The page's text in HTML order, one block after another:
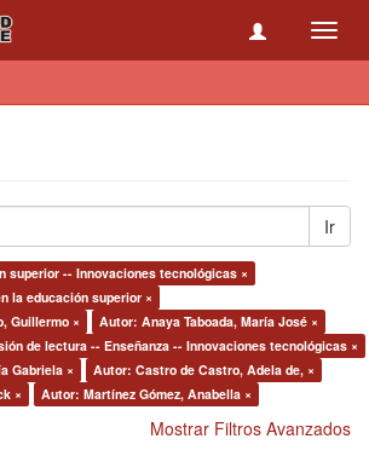
Ir
superior -- Innovaciones tecnológicas ×
la educación superior ×
Guillermo ×
Autor: Anaya Taboada, María José ×
de lectura -- Enseñanza -- Innovaciones tecnológicas ×
Gabriela ×
Autor: Castro de Castro, Adela de, ×
×
Autor: Martínez Gómez, Anabella ×
Mostrar Filtros Avanzados